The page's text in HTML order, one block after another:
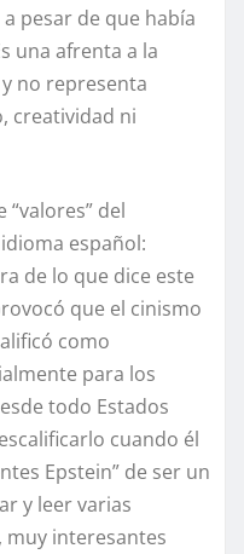
pesar de que había
una afrenta a la
no representa
creatividad ni
del
español:
de lo que dice este
que el cinismo
como
para los
todo Estados
cuando él
Epstein” de ser un
y leer varias
muy interesantes